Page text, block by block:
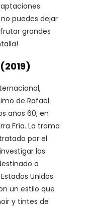
puedes dejar
grandes
de Rafael
años 60, en
Fría. La trama
por el
los
a
Unidos
un estilo que
y tintes de